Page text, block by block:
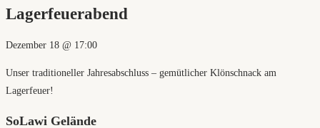
Lagerfeuerabend
Dezember 18 @ 17:00
Unser traditioneller Jahresabschluss – gemütlicher Klönschnack am
Lagerfeuer!
SoLawi Gelände